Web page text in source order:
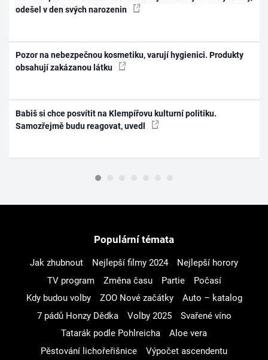
odešel v den svých narozenin
Pozor na nebezpečnou kosmetiku, varují hygienici. Produkty
obsahují zakázanou látku
Babiš si chce posvítit na Klempířovu kulturní politiku.
Samozřejmě budu reagovat, uvedl
Populární témata
Jak zhubnout Nejlepší filmy 2024
Nejlepší horory
TV program
Změna času Partie
Počasí
Kdy budou volby
ZOO Nové začátky
Auto – katalog
7 pádů Honzy Dědka
Volby 2025
Svařené víno
Tatarák podle Pohlreicha
Aloe vera
Pěstování lichořeřišnice
Výpočet ascendentu